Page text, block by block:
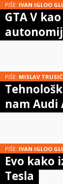
PIŠE: IVAN IGLOO
GTA V
PIŠE: MISLAV TRUSIĆ
nam Audi
PIŠE: IVAN IGLOO
Evo kako
Tesla